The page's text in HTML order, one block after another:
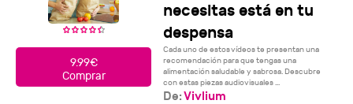
9.99€
Comprar
necesitas está en tu
despensa
Cada uno de estos vídeos te presentan una
recomendación para que tengas una
alimentación saludable y sabrosa. Descubre
con estas piezas audiovisuales ...
De:Vivlium